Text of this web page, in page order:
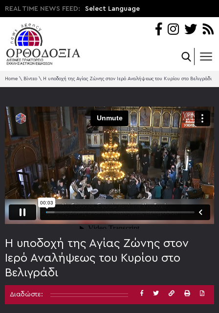
REAL TIME NEWS FEED: Select Language
Home \ Βίντεο \ Η υποδοχή της Αγίας Ζώνης στον Ιερό Αναλήψεως του Κυρίου στο Βελιγράδι
Η υποδοχή της Αγίας Ζώνης στον
Ιερό Αναλήψεως του Κυρίου στο
Βελιγράδι
Διαδώστε: